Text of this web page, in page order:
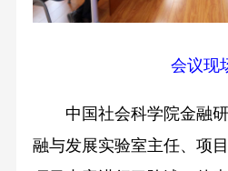
会议现
中国社会科学院金融研
融与发展实验室主任、项